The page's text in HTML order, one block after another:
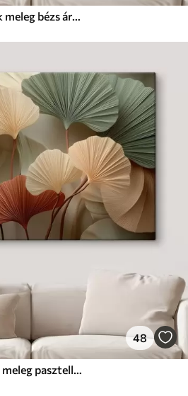
Dombornyomott levelek meleg bézs árnyalatokban
48
Absztrakt ginkgólevelek meleg pasztell színekben